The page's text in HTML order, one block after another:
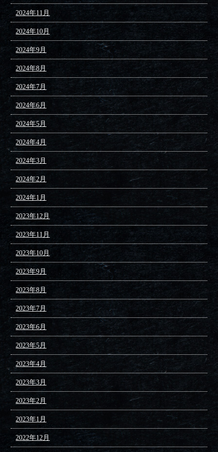
2024年11月
2024年10月
2024年9月
2024年8月
2024年7月
2024年6月
2024年5月
2024年4月
2024年3月
2024年2月
2024年1月
2023年12月
2023年11月
2023年10月
2023年9月
2023年8月
2023年7月
2023年6月
2023年5月
2023年4月
2023年3月
2023年2月
2023年1月
2022年12月